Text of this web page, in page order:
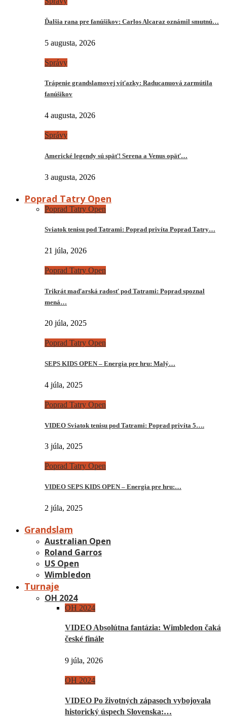
Ďalšia rana pre fanúšikov: Carlos Alcaraz oznámil smutnú…
5 augusta, 2026
Správy
Trápenie grandslamovej víťazky: Raducanuová zarmútila
fanúšikov
4 augusta, 2026
Správy
Americké legendy sú späť! Serena a Venus opäť…
3 augusta, 2026
Poprad Tatry Open
Poprad Tatry Open
Sviatok tenisu pod Tatrami: Poprad privíta Poprad Tatry…
21 júla, 2026
Poprad Tatry Open
Trikrát maďarská radosť pod Tatrami: Poprad spoznal
mená…
20 júla, 2025
Poprad Tatry Open
SEPS KIDS OPEN – Energia pre hru: Malý…
4 júla, 2025
Poprad Tatry Open
VIDEO Sviatok tenisu pod Tatrami: Poprad privíta 5….
3 júla, 2025
Poprad Tatry Open
VIDEO SEPS KIDS OPEN – Energia pre hru:…
2 júla, 2025
Grandslam
Australian Open
Roland Garros
US Open
Wimbledon
Turnaje
OH 2024
OH 2024
VIDEO Absolútna fantázia: Wimbledon čaká
české finále
9 júla, 2026
OH 2024
VIDEO Po životných zápasoch vybojovala
historický úspech Slovenska:…